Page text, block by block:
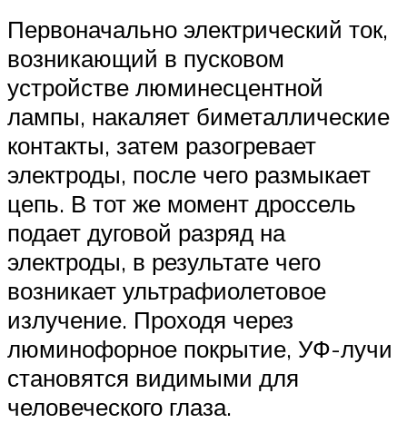
Первоначально электрический ток,
возникающий в пусковом
устройстве люминесцентной
лампы, накаляет биметаллические
контакты, затем разогревает
электроды, после чего размыкает
цепь. В тот же момент дроссель
подает дуговой разряд на
электроды, в результате чего
возникает ультрафиолетовое
излучение. Проходя через
люминофорное покрытие, УФ-лучи
становятся видимыми для
человеческого глаза.